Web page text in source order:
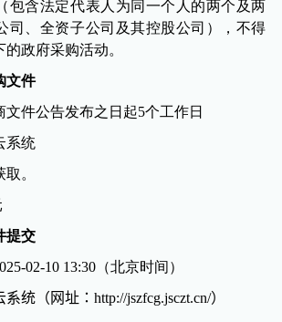
包含法定代表人为同一个人的两个及两
司、全资子公司及其控股公司），不得
政府采购活动。
文件
文件公告发布之日起5个工作日
系统
。
提交
5-02-1013:30（北京时间）
统（网址：http://jszfcg.jsczt.cn/）